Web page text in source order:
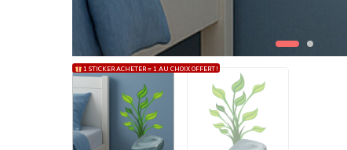
1 STICKER ACHETER = 1 AU CHOIX OFFERT !